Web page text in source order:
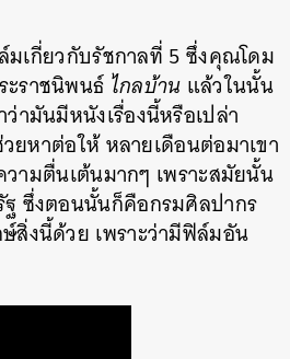
เกี่ยวกับรัชกาลที่ 5 ซึ่งคุณโดม
ะราชนิพนธ์ ไกลบ้าน แล้วในนั้น
ามันมีหนังเรื่องนี้หรือเปล่า
ยหาต่อให้ หลายเดือนต่อมาเขา
ามตื่นเต้นมากๆ เพราะสมัยนั้น
ฐ ซึ่งตอนนั้นก็คือกรมศิลปากร
สิ่งนี้ด้วย เพราะว่ามีฟิล์มอัน